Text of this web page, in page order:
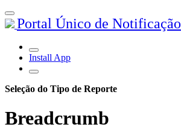
Portal Único de Notificação
Install App
Seleção do Tipo de Reporte
Breadcrumb